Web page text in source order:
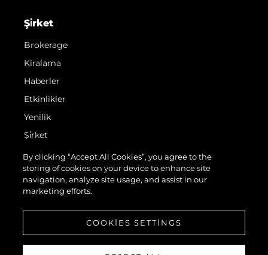
Şi̇rket
Brokerage
Kiralama
Haberler
Etkinlikler
Yenilik
Şi̇rket
Ekip
Yaşam Şekli̇
Mi̇ras
By clicking “Accept All Cookies”, you agree to the
storing of cookies on your device to enhance site
navigation, analyze site usage, and assist in our
marketing efforts.
COOKIES SETTINGS